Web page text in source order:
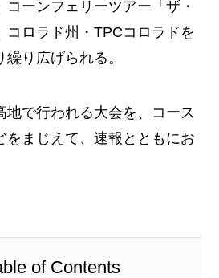
ーンフェリーツアー「ザ・
コロラド州・TPCコロラドを
り広げられる。
地で行われる大会を、コース
をまじえて、速報とともにお
of Contents